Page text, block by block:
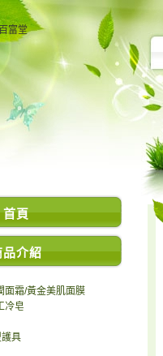
富堂
首頁
品介紹
面霜/黃金美肌面膜
冷皂
具